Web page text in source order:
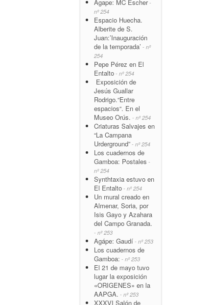
Ágape: MC Escher-
nº 254
Espacio Huecha.
Alberite de S.
Juan:’Inauguración
de la temporada’ - nº
254
Pepe Pérez en El
Entalto - nº 254
Exposición de
Jesús Guallar
Rodrigo.“Entre
espacios“. En el
Museo Orús. - nº 254
Criaturas Salvajes en
“La Campana
Urderground” - nº 254
Los cuadernos de
Gamboa: Postales -
nº 254
Synthtaxia estuvo en
El Entalto - nº 254
Un mural creado en
Almenar, Soria, por
Isis Gayo y Azahara
del Campo Granada.
- nº 253
Agápe: Gaudí - nº 253
Los cuadernos de
Gamboa: - nº 253
El 21 de mayo tuvo
lugar la exposición
«ORIGENES» en la
AAPGA. - nº 253
XXXVI Salón de